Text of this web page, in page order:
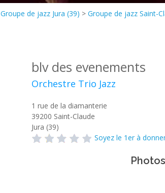
Groupe de jazz Jura (39) > Groupe de jazz Saint-
blv des evenements
Orchestre Trio Jazz
1 rue de la diamanterie
39200 Saint-Claude
Jura (39)
Soyez le 1er à